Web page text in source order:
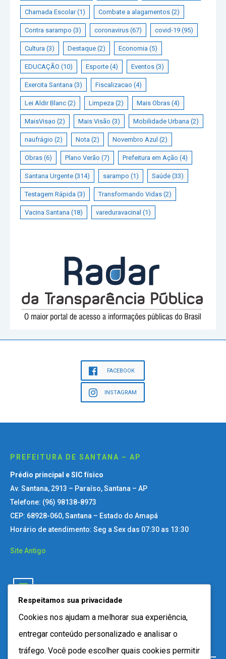
Chamada Escolar(1) Combate a alagamentos (2)
Contra sarampo (3) coronavirus (67) covid-19 (95)
Cultura (3) Destaque (2) Economia (5)
EDUCAÇÃO (10) Esporte (4) Eventos (3)
Exercita Santana (3) Fiscalizacao (4)
Lei Aldir Blanc (2) Limpeza (2) Mais Obras (4)
MaisVisao (2) Mais Visão (3) Mobilidade Urbana (2)
naufrágio (2) Nota (2) Novembro Azul (2)
Obras (6) Plano Verão (7) Prefeitura em Ação (4)
Santana Urgente (314) sarampo (1) Saúde (33)
Testagem Rápida (3) Transformando Vidas (2)
Vacina Santana (18) vareduravacinal (1)
FACEBOOK
INSTAGRAM
PREFEITURA DE SANTANA – AP
Prédio principal e SIC físico
Av. Santana, 2913 – Paraíso, Santana – AP
Telefone: (96) 98138-8973
CEP: 68928-060, Santana – Estado do Amapá
Horário de atendimento: Seg a Sex das 07:30 as 13:30
Site Antigo
Respeitamos sua privacidade
Cookies nos ajudam a melhorar sua experiência,
entregar conteúdo personalizado e analisar o
tráfego. Você pode escolher quais cookies permitir